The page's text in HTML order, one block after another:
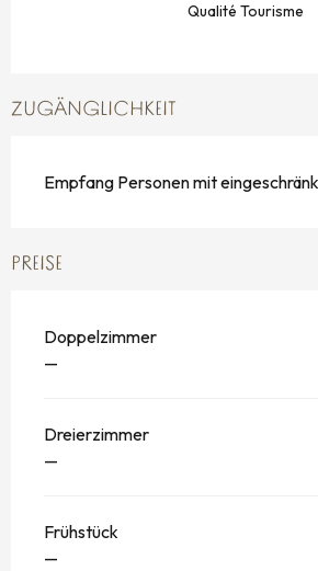
Qualité Tourisme
ZUGÄNGLICHKEIT
Empfang Personen mit
PREISE
Doppelzimmer
—
Dreierzimmer
—
Frühstück
—